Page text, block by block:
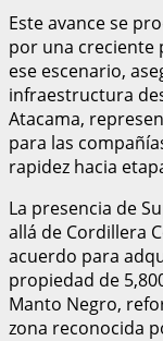
Este avance se
por una creciente
ese escenario,
infraestructura
Atacama,
para las
rapidez hacia
La presencia de
allá de Cordillera
acuerdo para
propiedad de
Manto Negro,
zona reconocida